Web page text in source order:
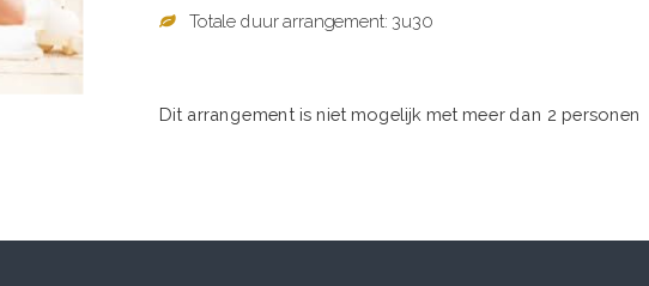
Totale duur arrangement: 3u30
Dit arrangement is niet mogelijk met meer dan 2 personen